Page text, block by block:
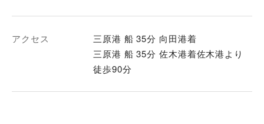
アクセス
三原港 船 35分 向田港着
三原港 船 35分 佐木港着佐木港より
徒歩90分